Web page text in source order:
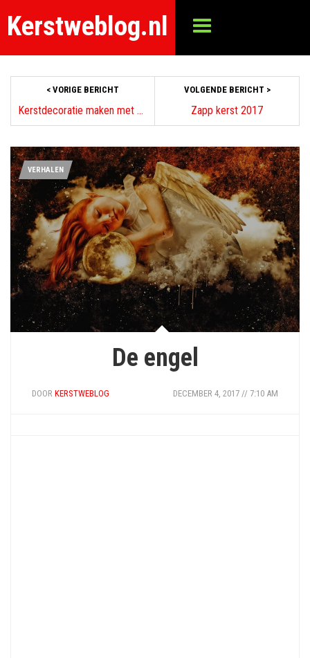
Kerstweblog.nl
< VORIGE BERICHT
Kerstdecoratie maken met Yoeri | Handig!
VOLGENDE BERICHT >
Zapp kerst 2017
VERHALEN
De engel
DOOR KERSTWEBLOG DECEMBER 4, 2017 // 7:10 AM